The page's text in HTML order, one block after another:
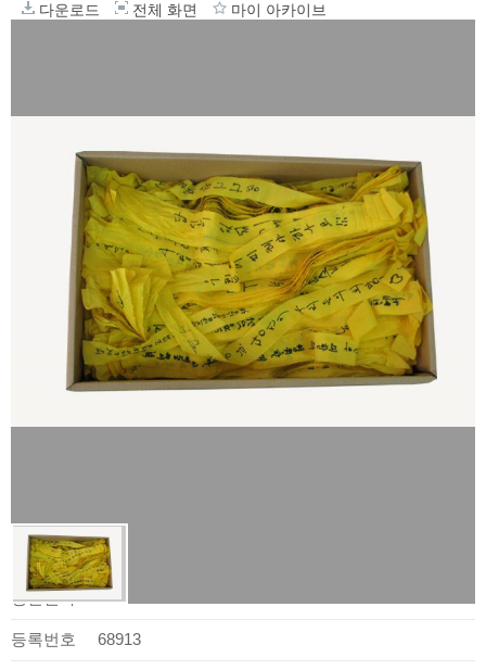
다운로드 전체 화면 마이 아카이브
사료정보
생산일자 2010.05.22.
등록번호 68913